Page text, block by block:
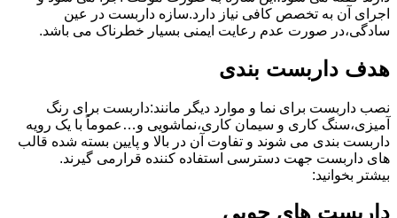
اجرای آن به تخصص کافی نیاز دارد.سازه داربست در عین
سادگی،در صورت عدم رعایت ایمنی بسیار خطرناک می باشد.
هدف داربست بندی
نصب داربست برای نما و موارد دیگر مانند:داربست برای رنگ
آمیزی،سنگ کاری و سیمان کاری،نماشویی و…عموماً با یک رویه
داربست بندی می شوند و تفاوت آن در بالا و پایین بسته شده قالب
های داربست جهت دسترسی استفاده کننده قرارمی گیرند.
بیشتر بخوانید:
داربست های چوبی